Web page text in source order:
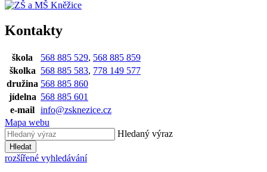
Kontakty
škola 568 885 529, 568 885 859
školka 568 885 583, 778 149 577
družina 568 885 860
jídelna 568 885 601
e-mail info@zsknezice.cz
Mapa webu
Hledaný výraz
Hledat
rozšířené vyhledávání